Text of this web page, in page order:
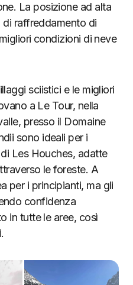
La posizione ad alta
di raffreddamento di
condizioni di neve
sciistici e le migliori
a Le Tour, nella
presso il Domaine
sono ideali per i
Les Houches, adatte
le foreste. A
per i principianti, ma gli
confidenza
in tutte le aree, così